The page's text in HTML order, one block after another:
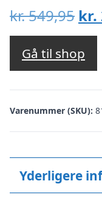
kr.549,95
pris
var:
kr.
kr.
Gå til shop
Varenummer (SKU):
Yderligere